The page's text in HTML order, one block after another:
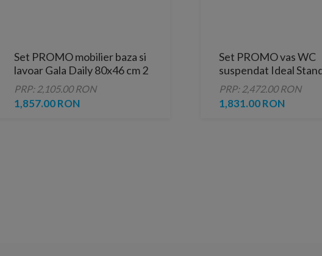
Set PROMO mobilier baza si
lavoar Gala Daily 80x46 cm 2
sertare gri
PRP: 2,105.00 RON
1,857.00 RON
Set PROMO vas WC
suspendat Ideal
Tesi AquaBlade
cm cu capac alb
PRP: 2,472.00 RON
1,831.00 RON